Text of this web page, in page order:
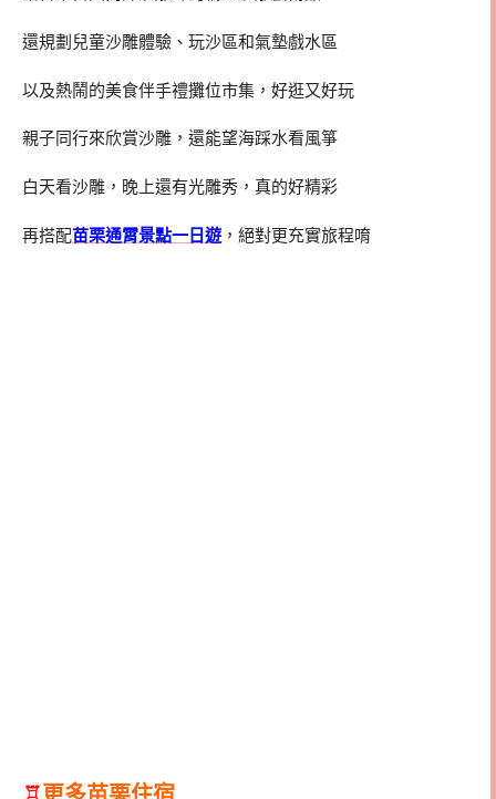
還規劃兒童沙雕體驗、玩沙區和氣墊戲水區
以及熱鬧的美食伴手禮攤位市集，好逛又好玩
親子同行來欣賞沙雕，還能望海踩水看風箏
白天看沙雕，晚上還有光雕秀，真的好精彩
再搭配苗栗通霄景點一日遊 ，絕對更充實旅程唷